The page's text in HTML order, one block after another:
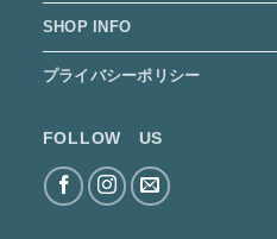
SHOP INFO
プライバシーポリシー
FOLLOW US